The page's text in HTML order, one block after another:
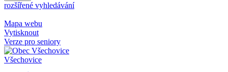
rozšířené vyhledávání
Mapa webu
Vytisknout
Verze pro seniory
Všechovice